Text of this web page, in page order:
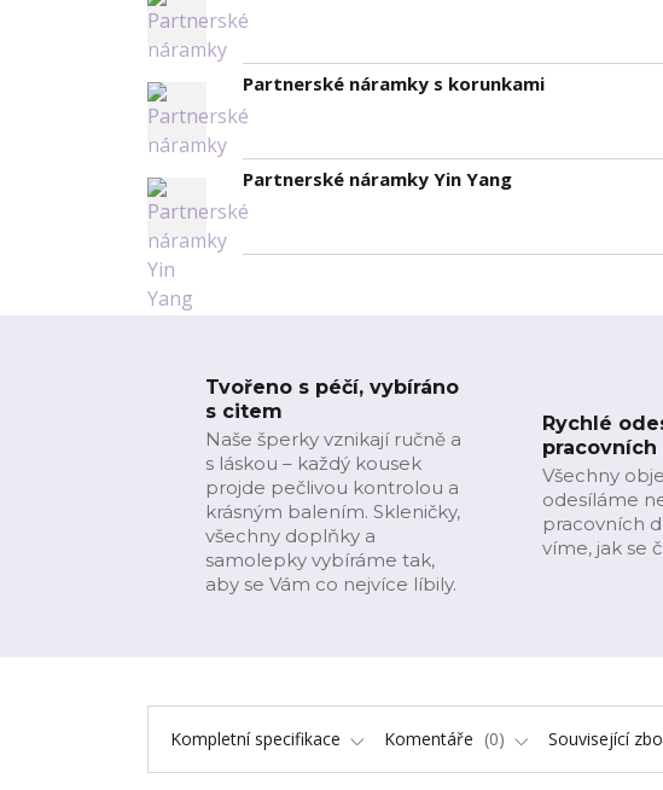
Partnerské náramky s korunkami
Partnerské náramky Yin Yang
Tvořeno s péčí, vybíráno
s citem
Naše šperky vznikají ručně a
s láskou – každý kousek
projde pečlivou kontrolou a
krásným balením. Skleničky,
všechny doplňky a
samolepky vybíráme tak,
aby se Vám co nejvíce líbily.
Rychlé
pracovních
Všechny
odesíláme
pracovních
víme, jak se
Kompletní specifikace Komentáře 0 Související